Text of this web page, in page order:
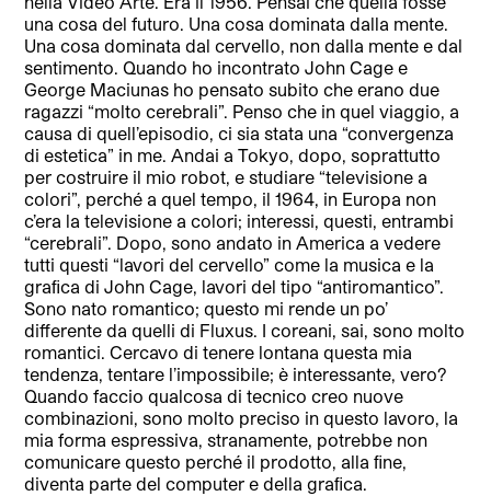
una cosa del futuro. Una cosa dominata dalla mente.
Una cosa dominata dal cervello, non dalla mente e dal
sentimento. Quando ho incontrato John Cage e
George Maciunas ho pensato subito che erano due
ragazzi “molto cerebrali”. Penso che in quel viaggio, a
causa di quell’episodio, ci sia stata una “convergenza
di estetica” in me. Andai a Tokyo, dopo, soprattutto
per costruire il mio robot, e studiare “televisione a
colori”, perché a quel tempo, il 1964, in Europa non
c’era la televisione a colori; interessi, questi, entrambi
“cerebrali”. Dopo, sono andato in America a vedere
tutti questi “lavori del cervello” come la musica e la
graﬁca di John Cage, lavori del tipo “antiromantico”.
Sono nato romantico; questo mi rende un po’
differente da quelli di Fluxus. I coreani, sai, sono molto
romantici. Cercavo di tenere lontana questa mia
tendenza, tentare l’impossibile; è interessante, vero?
Quando faccio qualcosa di tecnico creo nuove
combinazioni, sono molto preciso in questo lavoro, la
mia forma espressiva, stranamente, potrebbe non
comunicare questo perché il prodotto, alla ﬁne,
diventa parte del computer e della graﬁca.